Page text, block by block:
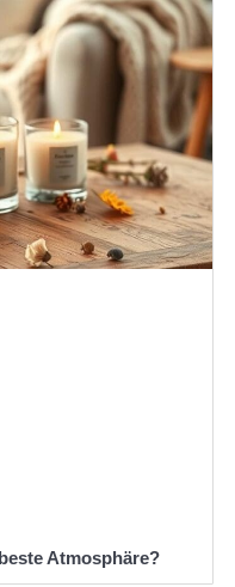
Atmosphäre?